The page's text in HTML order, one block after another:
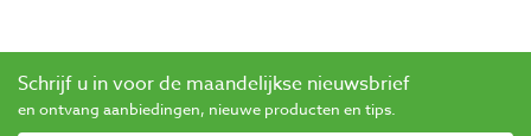
Schrijf u in voor de maandelijkse nieuwsbrief
en ontvang aanbiedingen, nieuwe producten en tips.